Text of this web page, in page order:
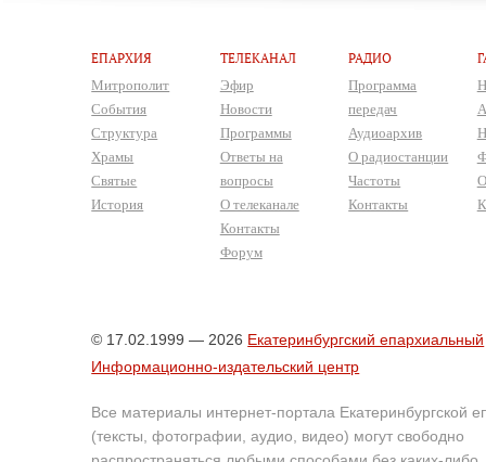
ЕПАРХИЯ
Митрополит
События
Структура
Храмы
Святые
История
ТЕЛЕКАНАЛ
Эфир
Новости
Программы
Ответы на
вопросы
О телеканале
Контакты
Форум
РАДИО
Программа
передач
Аудиоархив
О радиостанции
Частоты
Контакты
© 17.02.1999 — 2026 Екатеринбургский епархиальный
Информационно-издательский центр
Все материалы интернет-портала Екатеринбургской
(тексты, фотографии, аудио, видео) могут свободно